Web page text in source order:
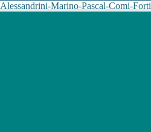
Alessandrini-Marino-Pascal-Comi-Forti